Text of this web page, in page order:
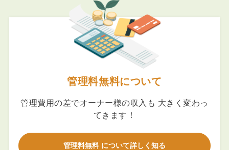
管理料無料について
管理費用の差でオーナー様の収入も 大きく変わっ
てきます！
管理料無料 について詳しく知る